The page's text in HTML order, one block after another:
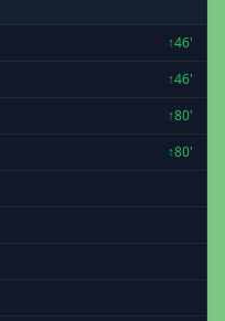
↑46'
↑46'
↑80'
↑80'